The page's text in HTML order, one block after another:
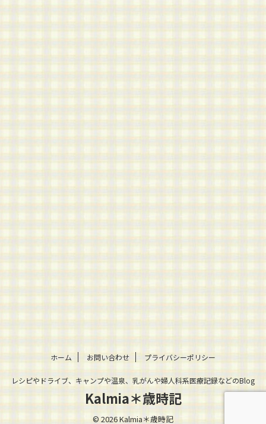
ホーム お問い合わせ プライバシーポリシー
レシピやドライブ、キャンプや温泉、乳がんや婦人科系医療記録などのBlog
Kalmia＊歳時記
© 2026 Kalmia＊歳時記